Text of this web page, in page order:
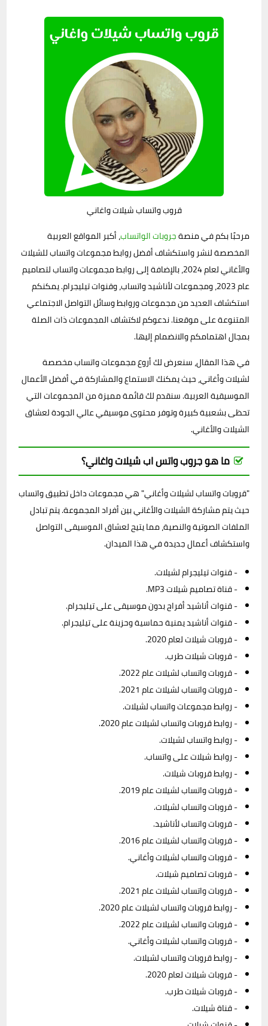
قروب واتساب شيلات واغاني
مرحبًا بكم في منصةجروبات الواتساب، أكبر المواقع العربية
المخصصة لنشر واستكشاف أفضل روابط مجموعات واتساب للشيلات
والأغاني لعام 2024، بالإضافة إلى روابط مجموعات واتساب لتصاميم
عام 2023، ومجموعات لأناشيد واتساب، وقنوات تيليجرام. يمكنكم
استكشاف العديد من مجموعات وروابط وسائل التواصل الاجتماعي
المتنوعة على موقعنا. ندعوكم لاكتشاف المجموعات ذات الصلة
بمجال اهتمامكم والانضمام إليها.
في هذا المقال، سنعرض لك أروع مجموعات واتساب مخصصة
لشيلات وأغاني، حيث يمكنك الاستماع والمشاركة في أفضل الأعمال
الموسيقية العربية. سنقدم لك قائمة مميزة من المجموعات التي
تحظى بشعبية كبيرة وتوفر محتوى موسيقي عالي الجودة لعشاق
الشيلات والأغاني.
ما هو جروب واتس اب شيلات واغاني؟
"قروبات واتساب لشيلات وأغاني" هي مجموعات داخل تطبيق واتساب
حيث يتم مشاركة الشيلات والأغاني بين أفراد المجموعة. يتم تبادل
الملفات الصوتية والنصية، مما يتيح لعشاق الموسيقى التواصل
واستكشاف أعمال جديدة في هذا الميدان.
- قنوات تيليجرام لشيلات.
- قناة تصاميم شيلات MP3.
- قنوات أناشيد أفراح بدون موسيقى على تيليجرام.
- قنوات أناشيد يمنية حماسية وحزينة على تيليجرام.
- قروبات شيلات لعام 2020.
- قروبات شيلات طرب.
- قروبات واتساب لشيلات عام 2022.
- قروبات واتساب لشيلات عام 2021.
- روابط مجموعات واتساب لشيلات.
- روابط قروبات واتساب لشيلات عام 2020.
- روابط واتساب لشيلات.
- روابط شيلات على واتساب.
- روابط قروبات شيلات.
- قروبات واتساب لشيلات عام 2019.
- قروبات واتساب لشيلات.
- قروبات واتساب لأناشيد.
- قروبات واتساب لشيلات عام 2016.
- قروبات واتساب لشيلات وأغاني.
- قروبات تصاميم شيلات.
- قروبات واتساب لشيلات عام 2021.
- روابط قروبات واتساب لشيلات عام 2020.
- قروبات واتساب لشيلات عام 2022.
- قروبات واتساب لشيلات وأغاني.
- روابط قروبات واتساب لشيلات.
- قروبات شيلات لعام 2020.
- قروبات شيلات طرب.
- قناة شيلات.